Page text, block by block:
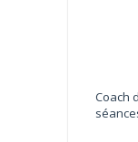
Coach